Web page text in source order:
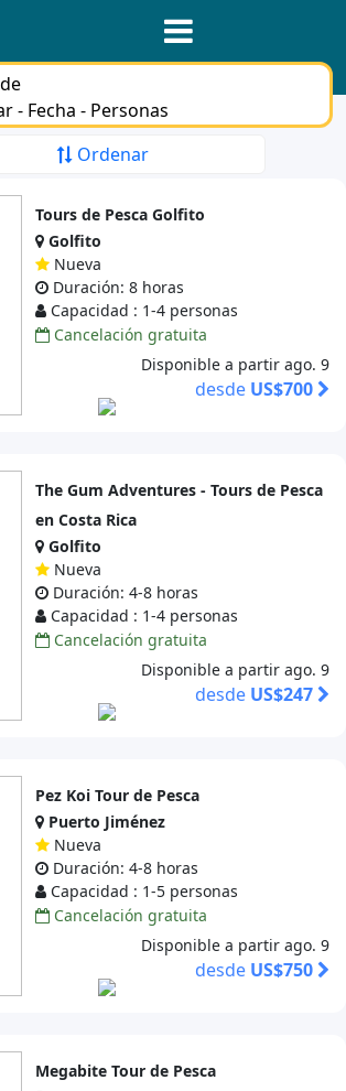
- Fecha - Personas
Ordenar
Tours de Pesca Golfito
Golfito
Nueva
Duración: 8 horas
Capacidad : 1-4 personas
Cancelación gratuita
Disponible a partir ago. 9
desde US$700
The Gum Adventures - Tours de Pesca
en Costa Rica
Golfito
Nueva
Duración: 4-8 horas
Capacidad : 1-4 personas
Cancelación gratuita
Disponible a partir ago. 9
desde US$247
Pez Koi Tour de Pesca
Puerto Jiménez
Nueva
Duración: 4-8 horas
Capacidad : 1-5 personas
Cancelación gratuita
Disponible a partir ago. 9
desde US$750
Megabite Tour de Pesca